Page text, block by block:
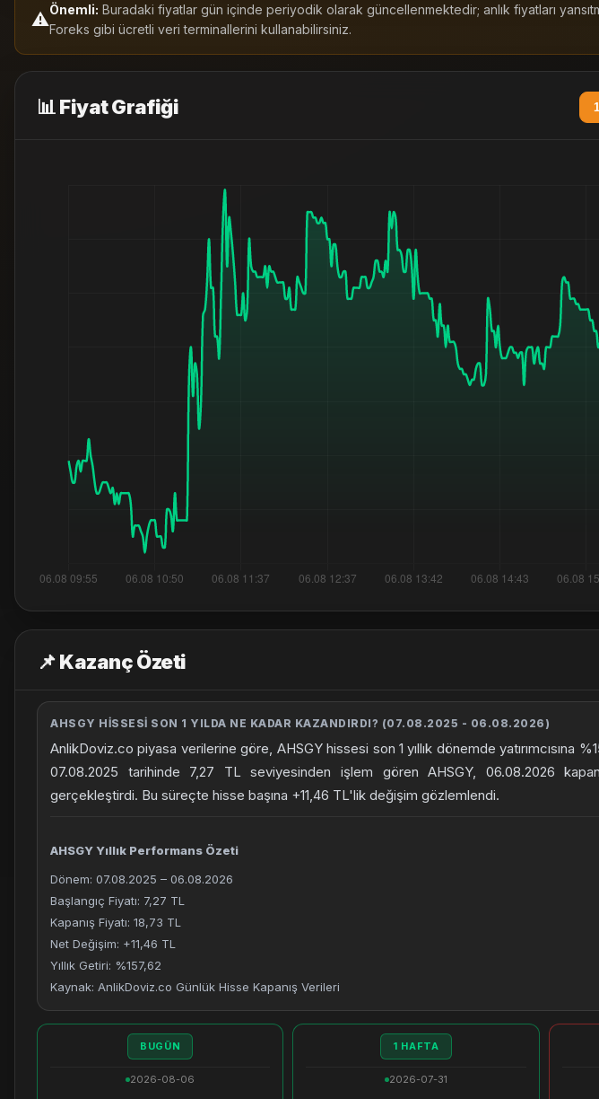
⚠️Önemli: Buradaki fiyatlar gün içinde periyodik olarak güncellenmektedir; anlık fiyatları
Foreks gibi ücretli veri terminallerini kullanabilirsiniz.
📊 Fiyat Grafiği
📌 Kazanç Özeti
AHSGY HISSESI SON 1 YILDA NE KADAR KAZANDIRDI? (07.08.2025 - 06.08.2026)
AnlikDoviz.co piyasa verilerine göre, AHSGY hissesi son 1 yıllık dönemde yatırımcısına
07.08.2025 tarihinde 7,27 TL seviyesinden işlem gören AHSGY, 06.08.2026
gerçekleştirdi. Bu süreçte hisse başına +11,46 TL'lik değişim gözlemlendi.
AHSGY Yıllık Performans Özeti
Dönem: 07.08.2025 – 06.08.2026
Başlangıç Fiyatı: 7,27 TL
Kapanış Fiyatı: 18,73 TL
Net Değişim: +11,46 TL
Yıllık Getiri: %157,62
Kaynak: AnlikDoviz.co Günlük Hisse Kapanış Verileri
BUGÜN
2026-08-06
1 HAFTA
2026-07-31